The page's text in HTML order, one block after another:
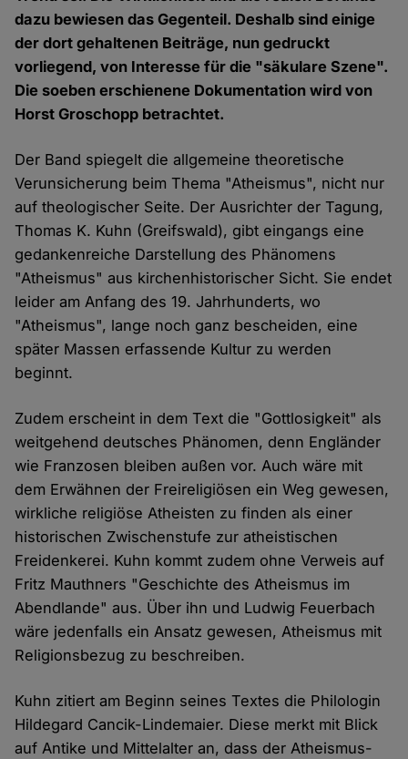
dazu bewiesen das Gegenteil. Deshalb sind einige
der dort gehaltenen Beiträge, nun gedruckt
vorliegend, von Interesse für die "säkulare Szene".
Die soeben erschienene Dokumentation wird von
Horst Groschopp betrachtet.
Der Band spiegelt die allgemeine theoretische
Verunsicherung beim Thema "Atheismus", nicht nur
auf theologischer Seite. Der Ausrichter der Tagung,
Thomas K. Kuhn (Greifswald), gibt eingangs eine
gedankenreiche Darstellung des Phänomens
"Atheismus" aus kirchenhistorischer Sicht. Sie endet
leider am Anfang des 19. Jahrhunderts, wo
"Atheismus", lange noch ganz bescheiden, eine
später Massen erfassende Kultur zu werden
beginnt.
Zudem erscheint in dem Text die "Gottlosigkeit" als
weitgehend deutsches Phänomen, denn Engländer
wie Franzosen bleiben außen vor. Auch wäre mit
dem Erwähnen der Freireligiösen ein Weg gewesen,
wirkliche religiöse Atheisten zu finden als einer
historischen Zwischenstufe zur atheistischen
Freidenkerei. Kuhn kommt zudem ohne Verweis auf
Fritz Mauthners "Geschichte des Atheismus im
Abendlande" aus. Über ihn und Ludwig Feuerbach
wäre jedenfalls ein Ansatz gewesen, Atheismus mit
Religionsbezug zu beschreiben.
Kuhn zitiert am Beginn seines Textes die Philologin
Hildegard Cancik-Lindemaier. Diese merkt mit Blick
auf Antike und Mittelalter an, dass der Atheismus-